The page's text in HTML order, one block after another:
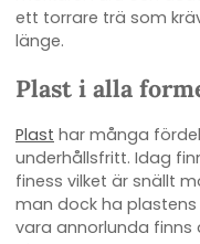
ett torrare trä som
länge.
Plast i alla
Plast har många
underhållsfritt. Idag
finess vilket är snällt
man dock ha
vara annorlunda finns